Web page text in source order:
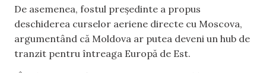
De asemenea, fostul președinte a propus
deschiderea curselor aeriene directe cu Moscova,
argumentând că Moldova ar putea deveni un hub de
tranzit pentru întreaga Europă de Est.